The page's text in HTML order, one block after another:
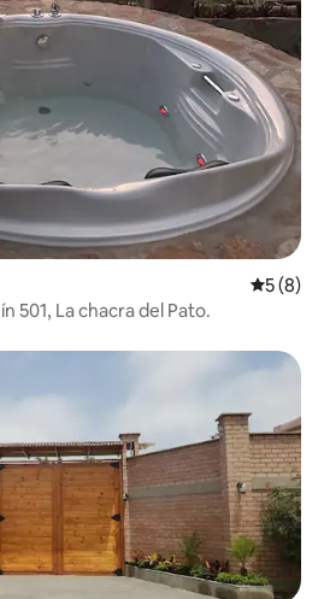
5 (8)
Bungalow Suite, Jazmín 501, La chacra del Pato.